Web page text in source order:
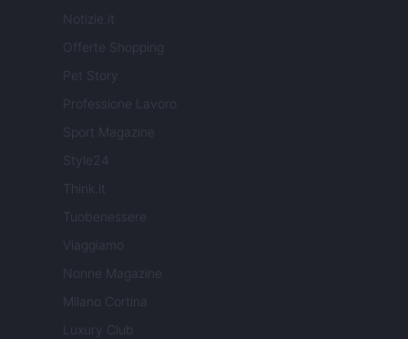
Notizie.it
Offerte Shopping
Pet Story
Professione Lavoro
Sport Magazine
Style24
Think.it
Tuobenessere
Viaggiamo
Nonne Magazine
Milano Cortina
Luxury Club